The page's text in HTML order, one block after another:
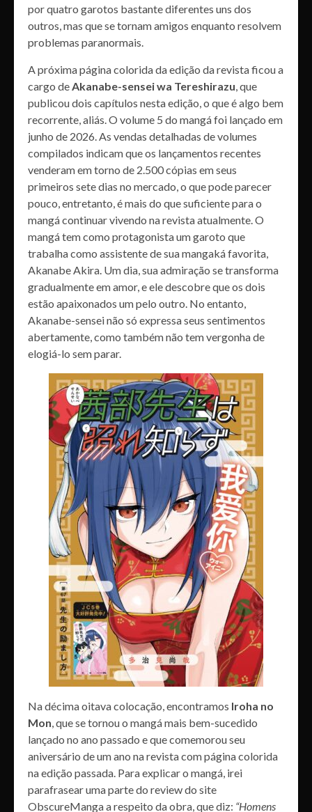
por quatro garotos bastante diferentes uns dos
outros, mas que se tornam amigos enquanto resolvem
problemas paranormais.
A próxima página colorida da edição da revista ficou a
cargo de Akanabe-sensei wa Tereshirazu , que
publicou dois capítulos nesta edição, o que é algo bem
recorrente, aliás. O volume 5 do mangá foi lançado em
junho de 2026. As vendas detalhadas de volumes
compilados indicam que os lançamentos recentes
venderam em torno de 2.500 cópias em seus
primeiros sete dias no mercado, o que pode parecer
pouco, entretanto, é mais do que suficiente para o
mangá continuar vivendo na revista atualmente. O
mangá tem como protagonista um garoto que
trabalha como assistente de sua mangaká favorita,
Akanabe Akira. Um dia, sua admiração se transforma
gradualmente em amor, e ele descobre que os dois
estão apaixonados um pelo outro. No entanto,
Akanabe-sensei não só expressa seus sentimentos
abertamente, como também não tem vergonha de
elogiá-lo sem parar.
Na décima oitava colocação, encontramos Iroha no
Mon , que se tornou o mangá mais bem-sucedido
lançado no ano passado e que comemorou seu
aniversário de um ano na revista com página colorida
na edição passada. Para explicar o mangá, irei
parafrasear uma parte do review do site
ObscureManga a respeito da obra, que diz: “Homens